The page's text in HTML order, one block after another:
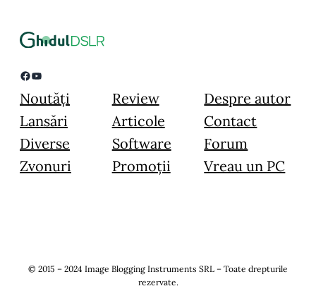
Facebook YouTube
Noutăți
Lansări
Diverse
Zvonuri
Review
Articole
Software
Promoții
Despre autor
Contact
Forum
Vreau un PC
© 2015 – 2024 Image Blogging Instruments SRL – Toate drepturile
rezervate.